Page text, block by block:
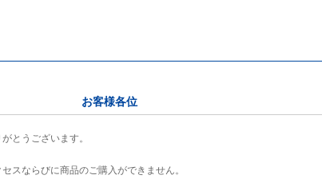
お客様各位
とうございます。
スならびに商品のご購入ができません。